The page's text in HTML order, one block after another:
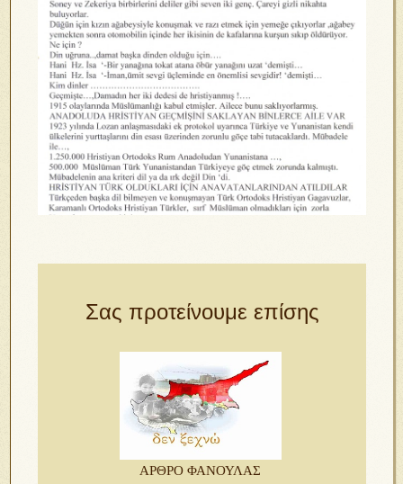
Σας προτείνουμε επίσης
ΑΡΘΡΟ ΦΑΝΟΥΛΑΣ